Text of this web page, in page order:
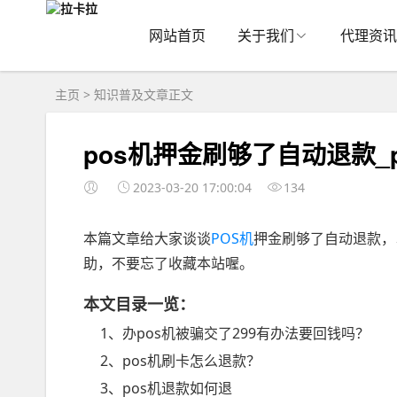
网站首页 关于我们 代理资讯
主页 > 知识普及文章正文
pos机押金刷够了自动退款
2023-03-20 17:00:04 134
本篇文章给大家谈谈POS机押金刷够了自动退款
助，不要忘了收藏本站喔。
本文目录一览：
1、办pos机被骗交了299有办法要回钱吗？
2、pos机刷卡怎么退款？
3、pos机退款如何退